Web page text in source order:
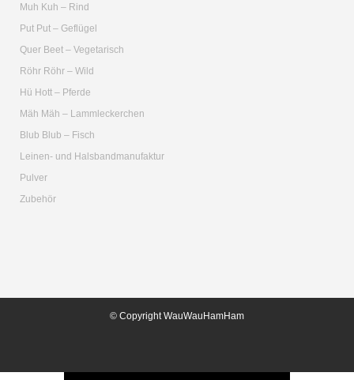
Muh Kuh – Rind
Put Put – Geflügel
Quer Beet – Vegetarisch
Röhr Röhr – Wild
Hü Hott – Pferde
Mäh Mäh – Lammleckerchen
Blub Blub – Fisch
Leinen- und Halsbandmanufaktur
Pulver
Zubehör
© Copyright WauWauHamHam